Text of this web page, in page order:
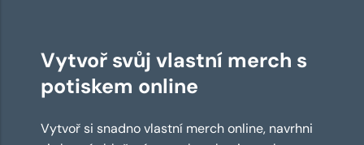
Vytvoř svůj vlastní merch s
potiskem online
Vytvoř si snadno vlastní merch online, navrhni